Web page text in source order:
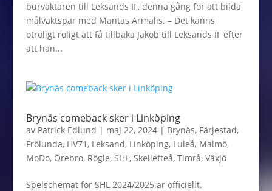
burväktaren till Leksands IF, denna gång för att bilda
målvaktspar med Mantas Armalis. – Det känns
otroligt roligt att få tillbaka Jakob till Leksands IF efter
att han...
Brynäs comeback sker i Linköping
av Patrick Edlund | maj 22, 2024| Brynäs, Färjestad,
Frölunda, HV71, Leksand, Linköping, Luleå, Malmö,
MoDo, Örebro, Rögle, SHL, Skellefteå, Timrå, Växjö
Spelschemat för SHL 2024/2025 är officiellt.